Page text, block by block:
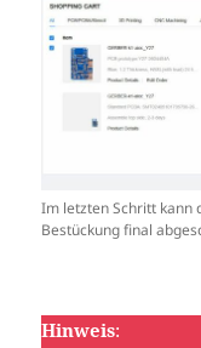
Im letzten Schritt kann
Bestückung final
Hinweis: